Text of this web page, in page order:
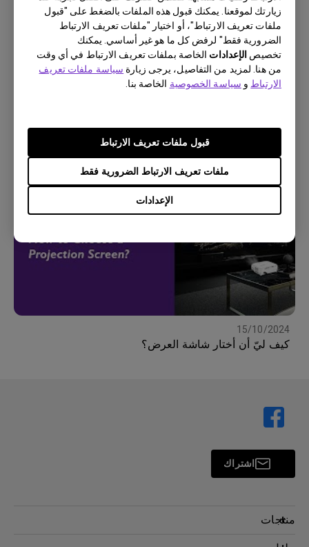
زيارتك لموقعنا. يمكنك قبول هذه الملفات بالضغط على "قبول
ملفات تعريف الارتباط"، أو اختيار "ملفات تعريف الارتباط
الضرورية فقط" لرفض كل ما هو غير أساسي. يمكنك
تخصيص الإعدادات الخاصة بملفات تعريف الارتباط في أي وقت
من هنا. لمزيد من التفاصيل، يرجى زيارة سياسة ملفات تعريف
الارتباط و سياسة الخصوصية الخاصة بنا.
الإعدادات
ملفات تعريف الارتباط الضرورية فقط
قبول ملفات تعريف الارتباط
7/9/2023
يتم أحيانًا إنهاء التطبيقات بشكل غير متوقع على جهاز
Android TV الخاص بي ويتعطل النظام على الشاشة
15/10/2024
كيف ليّ أن أختار شاشة العرض؟
اشتراك
منتجات
بروجكتر